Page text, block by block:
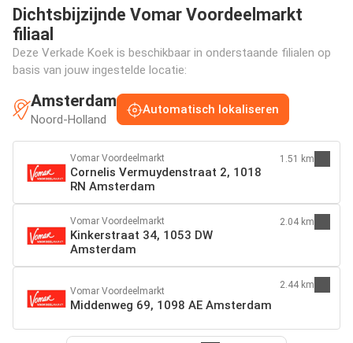
Dichtsbijzijnde Vomar Voordeelmarkt
filiaal
Deze Verkade Koek is beschikbaar in onderstaande filialen op
basis van jouw ingestelde locatie:
Amsterdam
Noord-Holland
Automatisch lokaliseren
Vomar Voordeelmarkt
Cornelis Vermuydenstraat 2, 1018
RN Amsterdam
1.51 km
Vomar Voordeelmarkt
Kinkerstraat 34, 1053 DW
Amsterdam
2.04 km
Vomar Voordeelmarkt
Middenweg 69, 1098 AE Amsterdam
2.44 km